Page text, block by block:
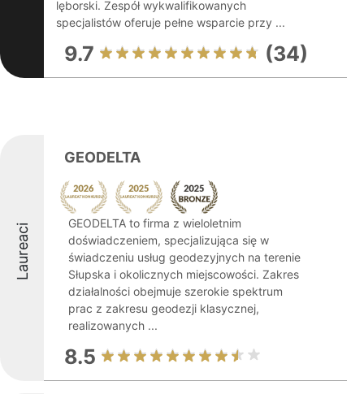
lęborski. Zespół wykwalifikowanych
specjalistów oferuje pełne wsparcie przy ...
9.7 (34)
Laureaci
GEODELTA
GEODELTA to firma z wieloletnim
doświadczeniem, specjalizująca się w
świadczeniu usług geodezyjnych na terenie
Słupska i okolicznych miejscowości. Zakres
działalności obejmuje szerokie spektrum
prac z zakresu geodezji klasycznej,
realizowanych ...
8.5